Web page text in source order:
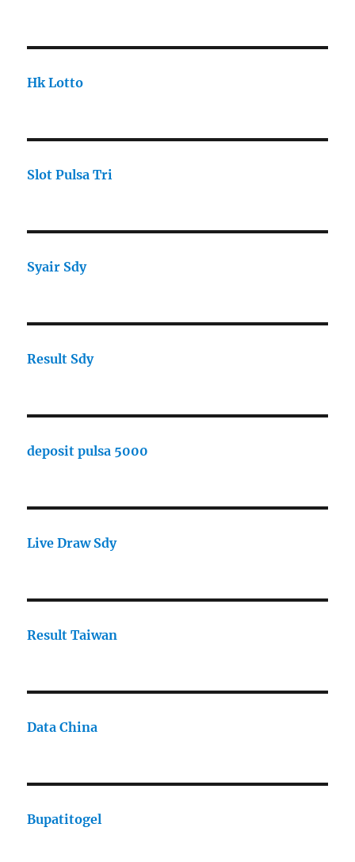
Hk Lotto
Slot Pulsa Tri
Syair Sdy
Result Sdy
deposit pulsa 5000
Live Draw Sdy
Result Taiwan
Data China
Bupatitogel